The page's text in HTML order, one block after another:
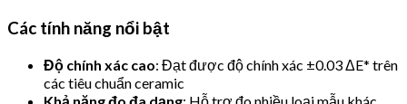
Các tính năng nổi bật
Độ chính xác cao: Đạt được độ chính xác ±0.03 ΔE* trên
các tiêu chuẩn ceramic
Khả năng đo đa dạng: Hỗ trợ đo nhiều loại mẫu khác